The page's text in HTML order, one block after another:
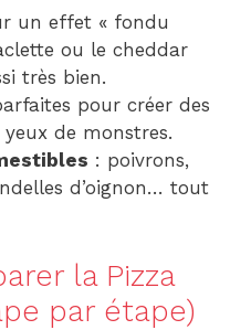
un effet « fondu
ou le cheddar
très bien.
pour créer des
de monstres.
: poivrons,
d’oignon… tout
la Pizza
par étape)